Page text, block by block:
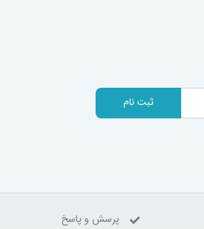
ثبت نام
پرسش و پاسخ